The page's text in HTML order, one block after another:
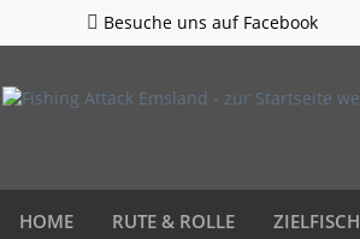
Besuche uns auf Facebook
HOME RUTE & ROLLE ZIELFISCH